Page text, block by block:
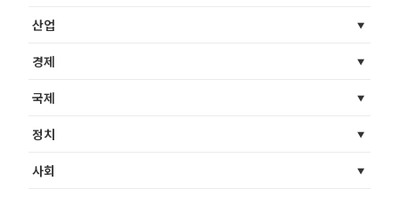
산업
경제
국제
정치
사회